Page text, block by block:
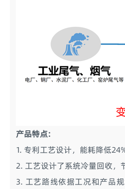
产品特点:
1. 专利工艺设计，能耗降低
2. 工艺设计了系统冷量回收，
3. 工艺路线依据工况和产品